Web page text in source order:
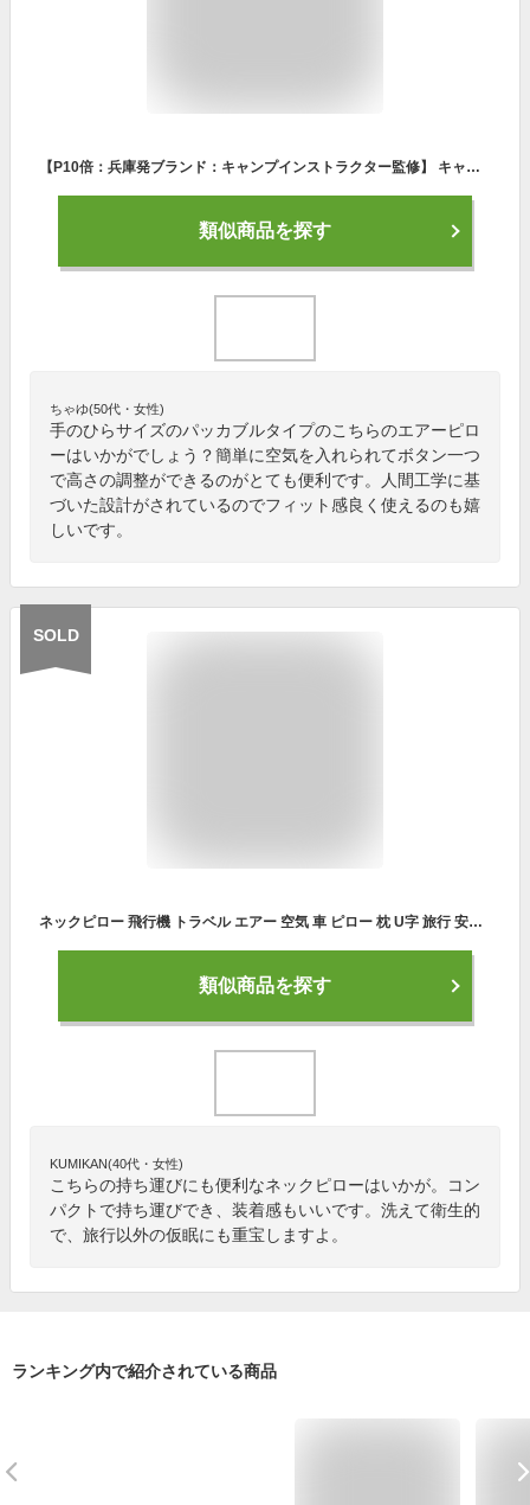
【P10倍：兵庫発ブランド：キャンプインストラクター監修】 キャンプ枕 DANISH BLUE 【 ラクマクラ 】 エアーピロー 携帯枕 トラベルピロー キャンプ ピロー アウトドア オールシーズン コンパクト 軽量 洗える 車中泊 防災
類似商品を探す
ちゃゆ(50代・女性)
手のひらサイズのパッカブルタイプのこちらのエアーピロ
ーはいかがでしょう？簡単に空気を入れられてボタン一つ
で高さの調整ができるのがとても便利です。人間工学に基
づいた設計がされているのでフィット感良く使えるのも嬉
しいです。
SOLD
ネックピロー 飛行機 トラベル エアー 空気 車 ピロー 枕 U字 旅行 安眠 快眠 クッション 快適 くび枕 首枕 トラベルグッズ コンパクト 携帯 洗える 旅行用品 旅行用枕 送料無料
類似商品を探す
KUMIKAN(40代・女性)
こちらの持ち運びにも便利なネックピローはいかが。コン
パクトで持ち運びでき、装着感もいいです。洗えて衛生的
で、旅行以外の仮眠にも重宝しますよ。
ランキング内で紹介されている商品